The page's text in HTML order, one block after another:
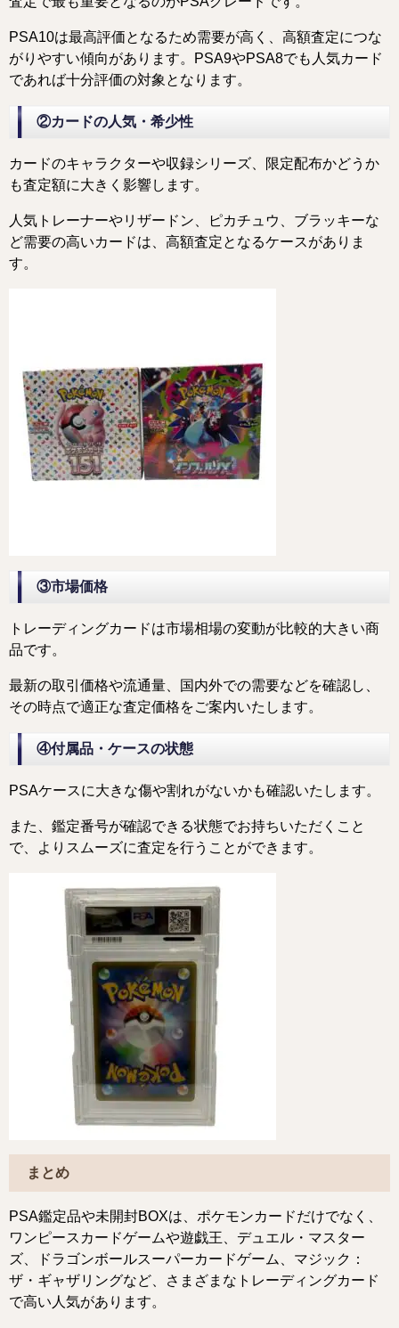
PSA10は最高評価となるため需要が高く、高額査定につな
がりやすい傾向があります。PSA9やPSA8でも人気カード
であれば十分評価の対象となります。
②カードの人気・希少性
カードのキャラクターや収録シリーズ、限定配布かどうか
も査定額に大きく影響します。
人気トレーナーやリザードン、ピカチュウ、ブラッキーな
ど需要の高いカードは、高額査定となるケースがありま
す。
③市場価格
トレーディングカードは市場相場の変動が比較的大きい商
品です。
最新の取引価格や流通量、国内外での需要などを確認し、
その時点で適正な査定価格をご案内いたします。
④付属品・ケースの状態
PSAケースに大きな傷や割れがないかも確認いたします。
また、鑑定番号が確認できる状態でお持ちいただくこと
で、よりスムーズに査定を行うことができます。
まとめ
PSA鑑定品や未開封BOXは、ポケモンカードだけでなく、
ワンピースカードゲームや遊戯王、デュエル・マスター
ズ、ドラゴンボールスーパーカードゲーム、マジック：
ザ・ギャザリングなど、さまざまなトレーディングカード
で高い人気があります。